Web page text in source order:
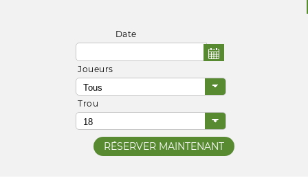
Date
Joueurs
Trou